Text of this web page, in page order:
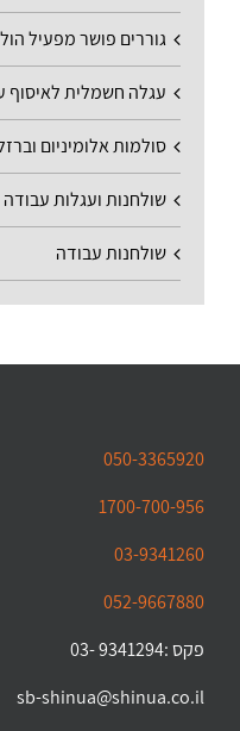
גוררים פושר מפעיל
עגלה חשמלית לאיסוף
סולמות אלומיניום
שולחנות ועגלות
שולחנות עבודה
050-3365920
1700-700-956
03-9341260
052-9667880
פקס :9341294 -03
sb-shinua@shinua.co.il